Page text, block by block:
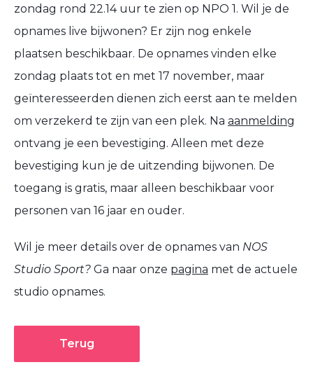
zondag rond 22.14 uur te zien op NPO 1. Wil je de
opnames live bijwonen? Er zijn nog enkele
plaatsen beschikbaar. De opnames vinden elke
zondag plaats tot en met 17 november, maar
geïnteresseerden dienen zich eerst aan te melden
om verzekerd te zijn van een plek. Na aanmelding
ontvang je een bevestiging. Alleen met deze
bevestiging kun je de uitzending bijwonen. De
toegang is gratis, maar alleen beschikbaar voor
personen van 16 jaar en ouder.
Wil je meer details over de opnames van NOS
Studio Sport? Ga naar onze pagina met de actuele
studio opnames.
Terug